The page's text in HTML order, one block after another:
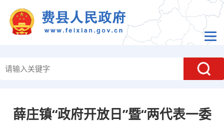
薛庄镇“政府开放日”暨“两代表一委